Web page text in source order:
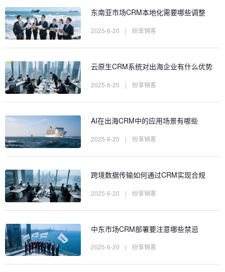
东南亚市场CRM本地化需要哪些调整
2025-6-20 | 纷享销客
云原生CRM系统对出海企业有什么优势
2025-6-20 | 纷享销客
AI在出海CRM中的应用场景有哪些
2025-6-20 | 纷享销客
跨境数据传输如何通过CRM实现合规
2025-6-20 | 纷享销客
中东市场CRM部署要注意哪些禁忌
2025-6-20 | 纷享销客